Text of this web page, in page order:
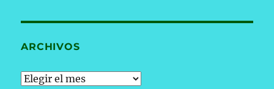
ARCHIVOS
Archivos